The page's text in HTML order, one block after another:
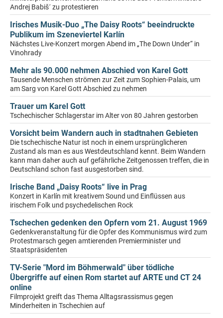
Andrej Babiš´ zu protestieren
Irisches Musik-Duo „The Daisy Roots“ beeindruckte
Publikum im Szeneviertel Karlín
Nächstes Live-Konzert morgen Abend im „The Down Under“ in
Vinohrady
Mehr als 90.000 nehmen Abschied von Karel Gott
Tausende Menschen strömen zur Zeit zum Sophien-Palais, um
am Sarg von Karel Gott Abschied zu nehmen
Trauer um Karel Gott
Tschechischer Schlagerstar im Alter von 80 Jahren gestorben
Vorsicht beim Wandern auch in stadtnahen Gebieten
Die tschechische Natur ist noch in einem ursprünglicheren
Zustand als man es aus Westdeutschland kennt. Beim Wandern
kann man daher auch auf gefährliche Zeitgenossen treffen, die in
Deutschland schon fast ausgestorben sind.
Irische Band „Daisy Roots“ live in Prag
Konzert in Karlín mit kreativem Sound und Einflüssen aus
irischem Folk und psychedelischen Rock
Tschechen gedenken den Opfern vom 21. August 1969
Gedenkveranstaltung für die Opfer des Kommunismus wird zum
Protestmarsch gegen amtierenden Premierminister und
Staatspräsidenten
TV-Serie "Mord im Böhmerwald" über tödliche
Übergriffe auf einen Rom startet auf ARTE und CT 24
online
Filmprojekt greift das Thema Alltagsrassismus gegen
Minderheiten in Tschechien auf